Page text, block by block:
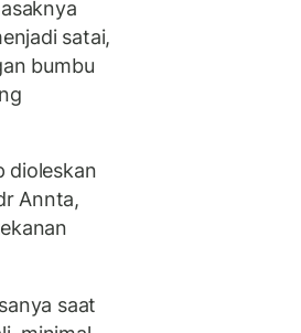
satai,
bumbu
dioleskan
Annta,
saat